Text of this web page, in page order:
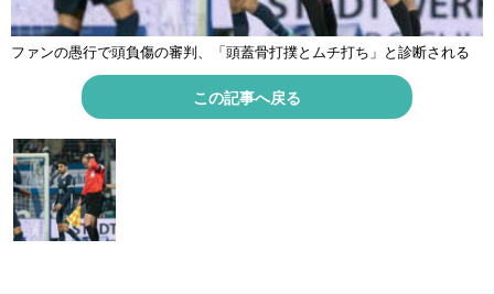
ファンの愚行で頭負傷の審判、「頭蓋骨打撲とムチ打ち」と診断される
この記事へ戻る